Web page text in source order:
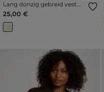
Lang donzig gebreid vest
ivoor vrouw
25,00 €